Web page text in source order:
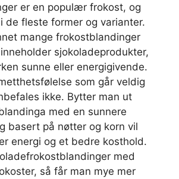
er en populær frokost, og
de fleste former og varianter.
mange frokostblandinger
sjokoladeprodukter,
sunne eller energigivende.
som går veldig
ikke. Bytter man ut
med en sunnere
basert på nøtter og korn vil
energi og et bedre kosthold.
med
så får man mye mer